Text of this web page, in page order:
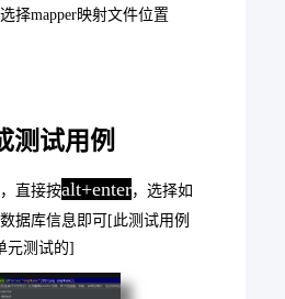
择mapper映射文件位置
测试用例
直接按alt+enter，选择如
据库信息即可[此测试用例
元测试的]